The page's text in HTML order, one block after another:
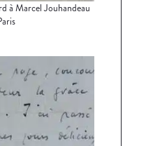
à Marcel Jouhandeau